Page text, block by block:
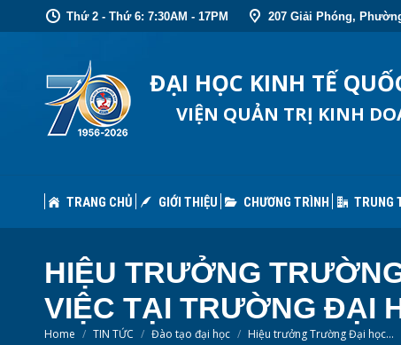
Thứ 2 - Thứ 6: 7:30AM - 17PM 207 Giải Phóng,
ĐẠI HỌC KINH TẾ
VIỆN QUẢN TRỊ KINH
TRANG CHỦ GIỚI THIỆU CHƯƠNG TRÌNH TRUNG
HIỆU TRƯỞNG
VIỆC TẠI TRƯỜNG ĐẠI
You are here:
Home TIN TỨC Đào tạo đại học Hiệu trưởng Trường Đại học…
CHƯƠNG TRÌNH TRUNG